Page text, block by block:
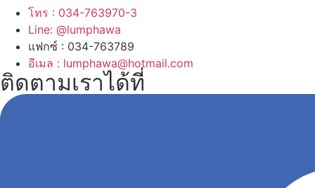
โทร : 034-763970-3
Line: @lumphawa
แฟกซ์ : 034-763789
อีเมล : lumphawa@hotmail.com
ติดตามเราได้ที่